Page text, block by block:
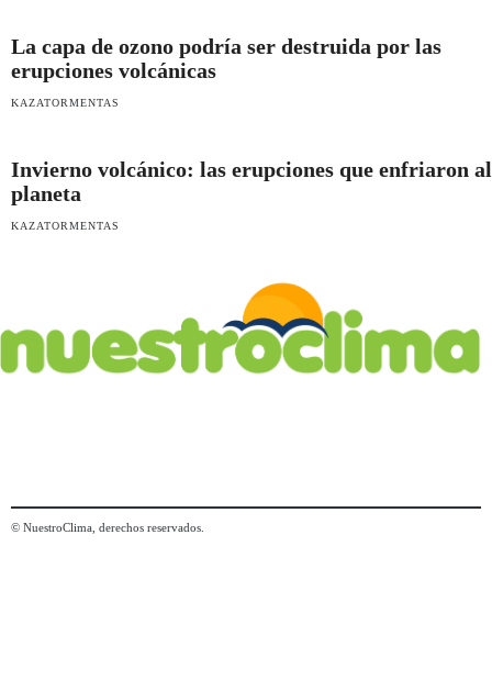
La capa de ozono podría ser destruida por las
erupciones volcánicas
KAZATORMENTAS
Invierno volcánico: las erupciones que enfriaron al
planeta
KAZATORMENTAS
© NuestroClima, derechos reservados.